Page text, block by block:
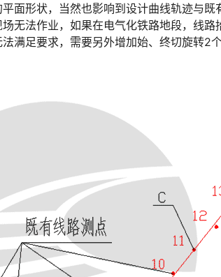
面形状，当然也影响到设计曲线轨迹与既
无法作业，如果在电气化铁路地段，线路
满足要求，需要另外增加始、终切旋转2